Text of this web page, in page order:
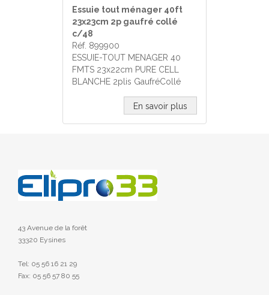
Essuie tout ménager 40ft
23x23cm 2p gaufré collé
c/48
Réf. 899900
ESSUIE-TOUT MENAGER 40
FMTS 23x22cm PURE CELL
BLANCHE 2plis GaufréCollé
En savoir plus
43 Avenue de la forêt
33320 Eysines
Tel: 05 56 16 21 29
Fax: 05 56 57 80 55